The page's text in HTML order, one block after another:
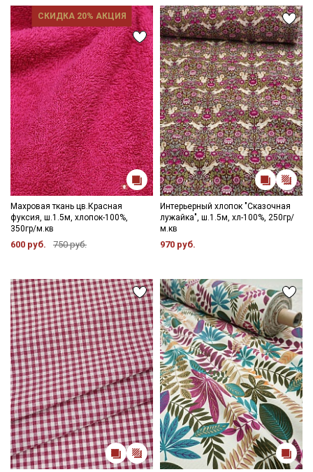
СКИДКА 20% АКЦИЯ
Махровая ткань цв.Красная
фуксия, ш.1.5м, хлопок-100%,
350гр/м.кв
600 руб. 750 руб.
Интерьерный хлопок "Сказочная
лужайка", ш.1.5м, хл-100%, 250гр/
м.кв
970 руб.